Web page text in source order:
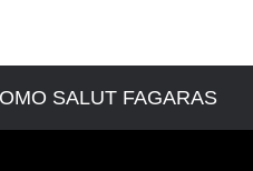
SALUT FAGARAS